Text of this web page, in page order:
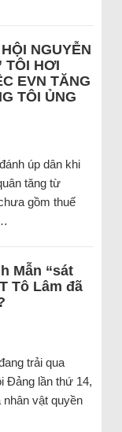
NGUYỄN
TÔI HƠI
EVN TĂNG
TÔI ỦNG
úp dân khi
tăng từ
gồm thuế
Mẫn “sát
Tô Lâm đã
trải qua
Đảng lần thứ 14,
vật quyền